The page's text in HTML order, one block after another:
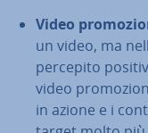
Video
un video, ma
percepito
video
in azione e i